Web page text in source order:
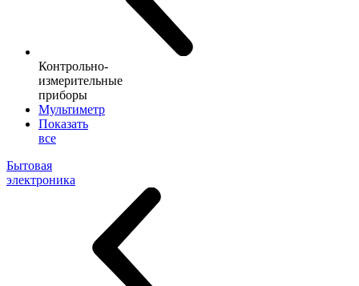
Контрольно-
измерительные
приборы
Мультиметр
Показать
все
Бытовая
электроника